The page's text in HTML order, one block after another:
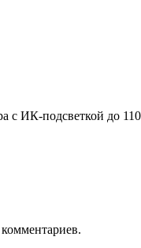
с ИК-подсветкой до